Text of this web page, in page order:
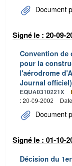
Document
Signé le : 20-09-
Convention de
pour la
l'aérodrome
Journal officiel)
EQUA0310221X
: 20-09-2002
Document
Signé le : 01-10-
Décision du